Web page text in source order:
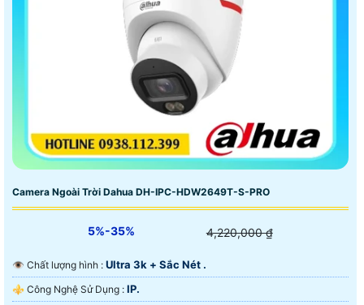
Camera Ngoài Trời Dahua DH-IPC-HDW2649T-S-PRO
5%-35% 4,220,000 ₫
👁 Chất lượng hình : Ultra 3k + Sắc Nét .
⚜️ Công Nghệ Sử Dụng : IP.